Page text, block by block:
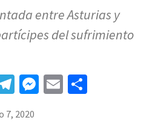
entre Asturias y
del sufrimiento
Telegram
Messenger
Email
7, 2020